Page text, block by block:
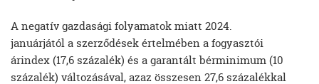
A negatív gazdasági folyamatok miatt 2024.
januárjától a szerződések értelmében a fogyasztói
árindex (17,6 százalék) és a garantált bérminimum (10
százalék) változásával, azaz összesen 27,6 százalékkal